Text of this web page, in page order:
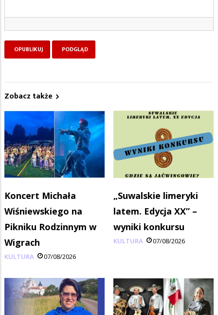
Zobacz także
Koncert Michała
Wiśniewskiego na
Pikniku Rodzinnym w
Wigrach
KULTURA 07/08/2026
„Suwalskie limeryki
latem. Edycja XX” –
wyniki konkursu
KULTURA 07/08/2026